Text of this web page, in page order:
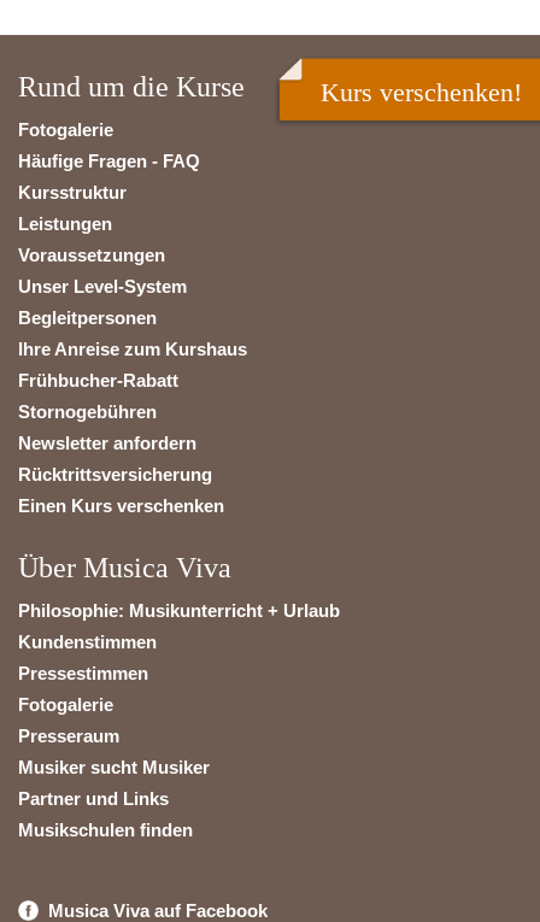
Rund um die Kurse
Fotogalerie
Häufige Fragen - FAQ
Kursstruktur
Leistungen
Voraussetzungen
Unser Level-System
Begleitpersonen
Ihre Anreise zum Kurshaus
Frühbucher-Rabatt
Stornogebühren
Newsletter anfordern
Rücktrittsversicherung
Einen Kurs verschenken
Über Musica Viva
Philosophie: Musikunterricht + Urlaub
Kundenstimmen
Pressestimmen
Fotogalerie
Presseraum
Musiker sucht Musiker
Partner und Links
Musikschulen finden
Musica Viva auf Facebook
Kurs verschenken!